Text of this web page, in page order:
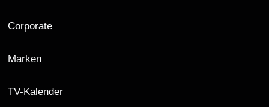
Corporate
Marken
TV-Kalender